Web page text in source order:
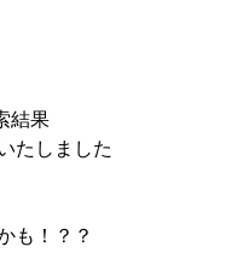
たしました
も！？？